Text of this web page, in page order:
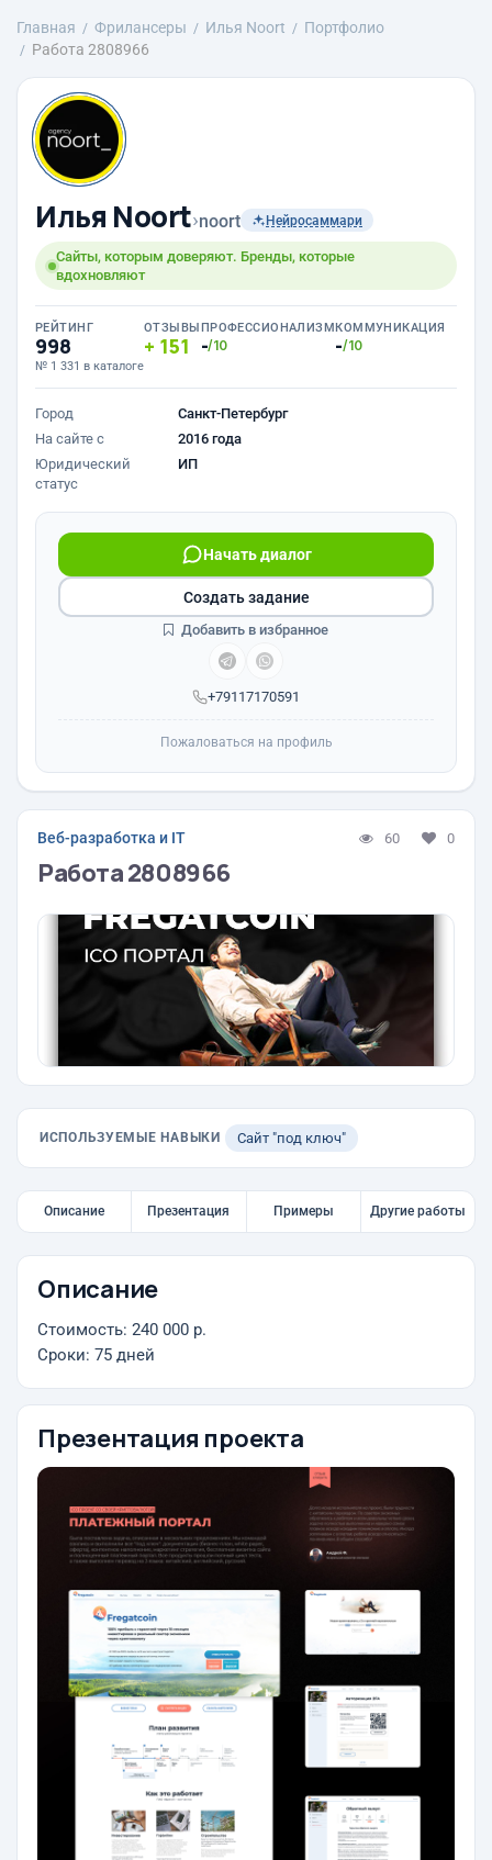
Главная Фрилансеры Илья Noort
Портфолио
Работа 2808966
Илья Noort›noort Нейросаммари
Сайты, которым доверяют. Бренды, которые
вдохновляют
РЕЙТИНГ
998
№ 1 331 в каталоге
ОТЗЫВЫ
151
ПРОФЕССИОНАЛИЗМ
-/10
КОММУНИКАЦИЯ
-/10
Город
Санкт-Петербург
На сайте с
2016 года
Юридический
статус
ИП
+79117170591
Начать диалог
Создать задание
Добавить в избранное
Пожаловаться на профиль
Веб-разработка и IT 60 0
Работа 2808966
ИСПОЛЬЗУЕМЫЕ НАВЫКИ Сайт "под ключ"
Описание Презентация Примеры Другие работы
Описание
Стоимость: 240 000 р.
Сроки: 75 дней
Презентация проекта